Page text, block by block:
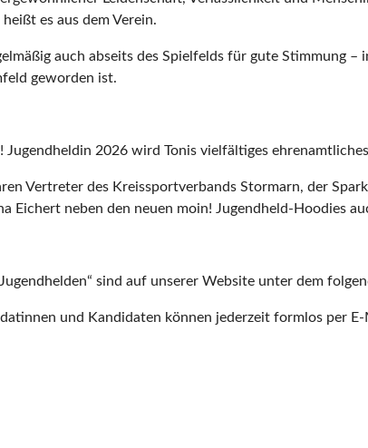
es aus dem Verein.
auch abseits des Spielfelds für gute Stimmung
geworden ist.
Jugendheldin 2026 wird Tonis vielfältiges
Vertreter des Kreissportverbands Stormarn, der
Eichert neben den neuen moin! Jugendheld-Hoodies
sind auf unserer Website unter dem
und Kandidaten können jederzeit formlos per E-